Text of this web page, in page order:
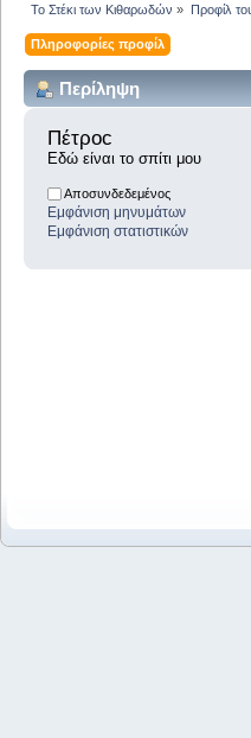
Το Στέκι των Κιθαρωδών » Προφίλ
Πληροφορίες προφίλ
Περίληψη
Πέτροc
Εδώ είναι το σπίτι μου
Αποσυνδεδεμένος
Εμφάνιση μηνυμάτων
Εμφάνιση στατιστικών